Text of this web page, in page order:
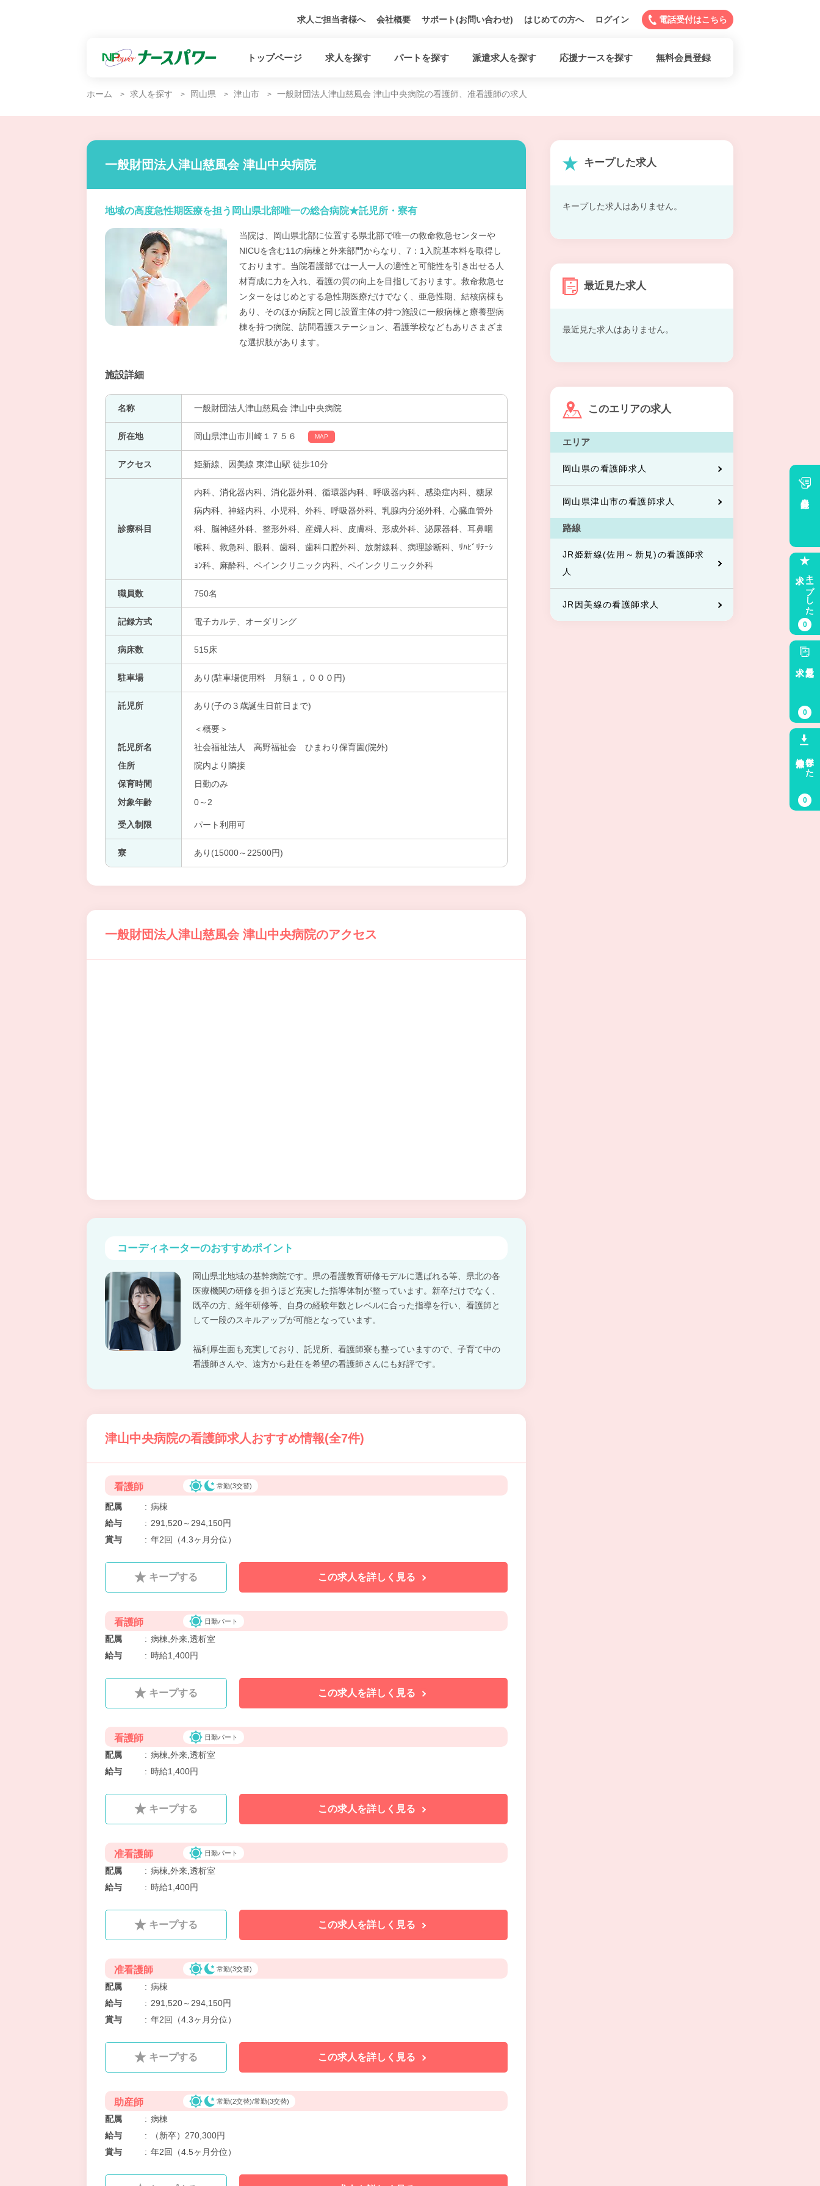
求人ご担当者様へ 会社概要 サポート(お問い合わせ) はじめての方へ ログイン 電話受付はこちら
トップページ 求人を探す パートを探す 派遣求人を探す 応援ナースを探す 無料会員登録
ホーム 求人を探す 岡山県 津山市 一般財団法人津山慈風会 津山中央病院の看護師、准看護師の求人
一般財団法人津山慈風会 津山中央病院
地域の高度急性期医療を担う岡山県北部唯一の総合病院★託児所・寮有
当院は、岡山県北部に位置する県北部で唯一の救命救急センターや
NICUを含む11の病棟と外来部門からなり、7：1入院基本料を取得し
ております。当院看護部では一人一人の適性と可能性を引き出せる人
材育成に力を入れ、看護の質の向上を目指しております。救命救急セ
ンターをはじめとする急性期医療だけでなく、亜急性期、結核病棟も
あり、そのほか病院と同じ設置主体の持つ施設に一般病棟と療養型病
棟を持つ病院、訪問看護ステーション、看護学校などもありさまざま
な選択肢があります。
施設詳細
名称 一般財団法人津山慈風会 津山中央病院
所在地 岡山県津山市川崎１７５６ MAP
アクセス 姫新線、因美線 東津山駅 徒歩10分
診療科目
内科、消化器内科、消化器外科、循環器内科、呼吸器内科、感染症内科、糖尿
病内科、神経内科、小児科、外科、呼吸器外科、乳腺内分泌外科、心臓血管外
科、脳神経外科、整形外科、産婦人科、皮膚科、形成外科、泌尿器科、耳鼻咽
喉科、救急科、眼科、歯科、歯科口腔外科、放射線科、病理診断科、ﾘﾊﾋﾞﾘﾃｰｼ
ｮﾝ科、麻酔科、ペインクリニック内科、ペインクリニック外科
職員数 750名
記録方式 電子カルテ、オーダリング
病床数 515床
駐車場 あり(駐車場使用料 月額１，０００円)
託児所 あり(子の３歳誕生日前日まで)
＜概要＞
託児所名
社会福祉法人 高野福祉会 ひまわり保育園(院外)
住所
院内より隣接
保育時間
日勤のみ
対象年齢
0～2
受入制限 パート利用可
寮 あり(15000～22500円)
一般財団法人津山慈風会 津山中央病院のアクセス
コーディネーターのおすすめポイント
岡山県北地域の基幹病院です。県の看護教育研修モデルに選ばれる等、県北の各
医療機関の研修を担うほど充実した指導体制が整っています。新卒だけでなく、
既卒の方、経年研修等、自身の経験年数とレベルに合った指導を行い、看護師と
して一段のスキルアップが可能となっています。
福利厚生面も充実しており、託児所、看護師寮も整っていますので、子育て中の
看護師さんや、遠方から赴任を希望の看護師さんにも好評です。
津山中央病院の看護師求人おすすめ情報(全7件)
看護師 常勤(3交替)
配属 : 病棟
給与
: 291,520～294,150円
賞与
: 年2回（4.3ヶ月分位）
キープする この求人を詳しく見る
看護師 日勤パート
配属 : 病棟,外来,透析室
給与
: 時給1,400円
キープする この求人を詳しく見る
看護師 日勤パート
配属 : 病棟,外来,透析室
給与
: 時給1,400円
キープする この求人を詳しく見る
准看護師 日勤パート
配属 : 病棟,外来,透析室
給与
: 時給1,400円
キープする この求人を詳しく見る
准看護師 常勤(3交替)
配属 : 病棟
給与
: 291,520～294,150円
賞与
: 年2回（4.3ヶ月分位）
キープする この求人を詳しく見る
助産師 常勤(2交替)/常勤(3交替)
配属 : 病棟
給与
:
（新卒）270,300円
賞与
: 年2回（4.5ヶ月分位）
キープした求人
キープした求人はありません。
最近見た求人
最近見た求人はありません。
このエリアの求人
エリア
岡山県の看護師求人
岡山県津山市の看護師求人
路線
JR姫新線(佐用～新見)の看護師求
人
JR因美線の看護師求人 キープした
0
最近見た
0
保存した
0